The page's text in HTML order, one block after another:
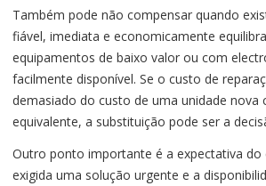
Também pode não compensar quando
fiável, imediata e economicamente
equipamentos de baixo valor ou com
facilmente disponível. Se o custo de
demasiado do custo de uma unidade nova
equivalente, a substituição pode ser a
Outro ponto importante é a expectativa do
exigida uma solução urgente e a